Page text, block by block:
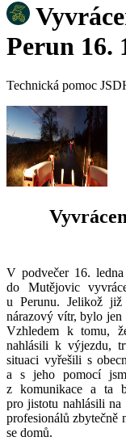
Perun 16.
Technická pomoc
V podvečer 16.
do Mutějovic
u Perunu. Jelikož
nárazový vítr, bylo jen
Vzhledem k tomu,
nahlásili k výjezdu,
situaci vyřešili s
a s jeho pomocí
z komunikace a ta
pro jistotu nahlásili na
profesionálů zbytečně
se domů.